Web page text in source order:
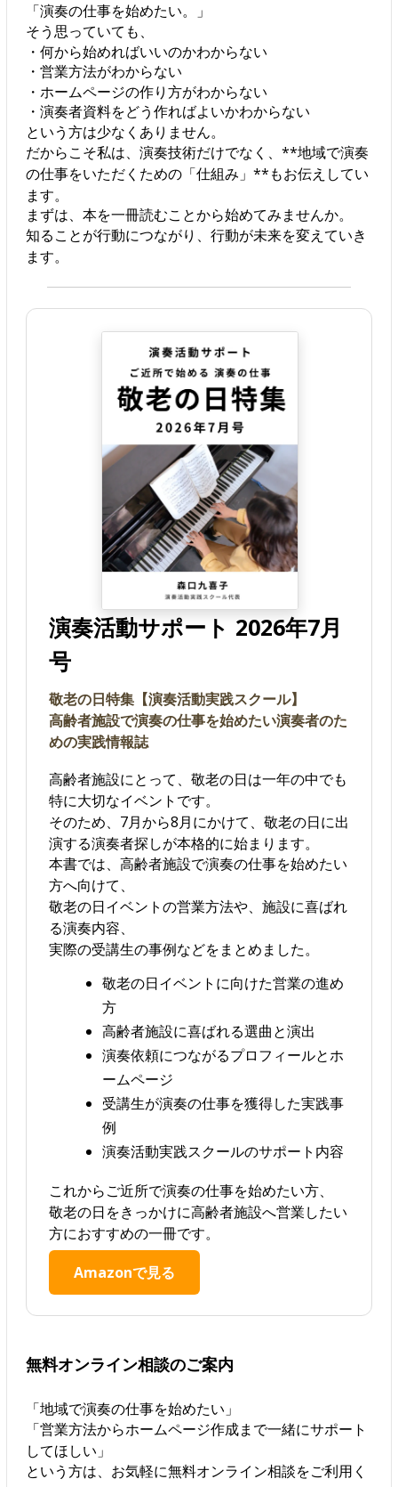
「演奏の仕事を始めたい。」
そう思っていても、
・何から始めればいいのかわからない
・営業方法がわからない
・ホームページの作り方がわからない
・演奏者資料をどう作ればよいかわからない
という方は少なくありません。
だからこそ私は、演奏技術だけでなく、**地域で演奏
の仕事をいただくための「仕組み」**もお伝えしてい
ます。
まずは、本を一冊読むことから始めてみませんか。
知ることが行動につながり、行動が未来を変えていき
ます。
演奏活動サポート 2026年7月
号
敬老の日特集【演奏活動実践スクール】
高齢者施設で演奏の仕事を始めたい演奏者のた
めの実践情報誌
高齢者施設にとって、敬老の日は一年の中でも
特に大切なイベントです。
そのため、7月から8月にかけて、敬老の日に出
演する演奏者探しが本格的に始まります。
本書では、高齢者施設で演奏の仕事を始めたい
方へ向けて、
敬老の日イベントの営業方法や、施設に喜ばれ
る演奏内容、
実際の受講生の事例などをまとめました。
敬老の日イベントに向けた営業の進め
方
高齢者施設に喜ばれる選曲と演出
演奏依頼につながるプロフィールとホ
ームページ
受講生が演奏の仕事を獲得した実践事
例
演奏活動実践スクールのサポート内容
これからご近所で演奏の仕事を始めたい方、
敬老の日をきっかけに高齢者施設へ営業したい
方におすすめの一冊です。
Amazonで見る
無料オンライン相談のご案内
「地域で演奏の仕事を始めたい」
「営業方法からホームページ作成まで一緒にサポート
してほしい」
という方は、お気軽に無料オンライン相談をご利用く